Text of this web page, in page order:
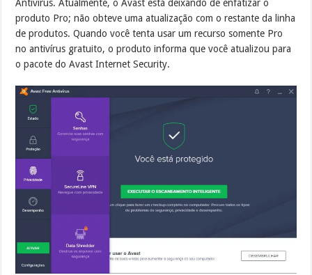
Antivirus. Atualmente, o Avast está deixando de enfatizar o
produto Pro; não obteve uma atualização com o restante da linha
de produtos. Quando você tenta usar um recurso somente Pro
no antivírus gratuito, o produto informa que você atualizou para
o pacote do Avast Internet Security.